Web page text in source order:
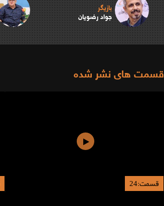
بازیگر
جواد رضویان
قسمت های نشر شده
قسمت:24